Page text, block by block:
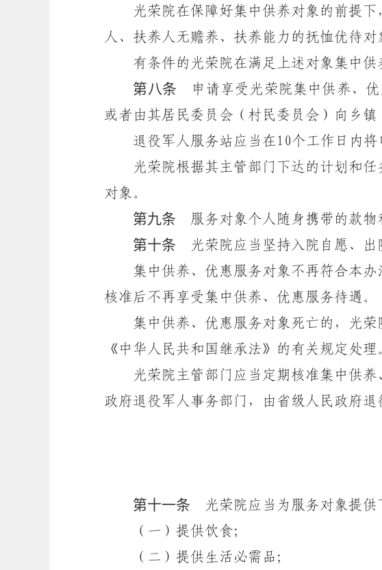
光荣院在保障好集中供养对象的前提下
人、扶养人无赡养、扶养能力的抚恤优待对
有条件的光荣院在满足上述对象集中供
第八条 申请享受光荣院集中供养、优
或者由其居民委员会（村民委员会）向乡
退役军人服务站应当在10个工作日内将
光荣院根据其主管部门下达的计划和任
对象。
第九条 服务对象个人随身携带的款物
第十条 光荣院应当坚持入院自愿、出
集中供养、优惠服务对象不再符合本办
核准后不再享受集中供养、优惠服务待遇。
集中供养、优惠服务对象死亡的，光荣
《中华人民共和国继承法》的有关规定处理
光荣院主管部门应当定期核准集中供养
政府退役军人事务部门，由省级人民政府
第十一条 光荣院应当为服务对象提供
（一）提供饮食；
（二）提供生活必需品；